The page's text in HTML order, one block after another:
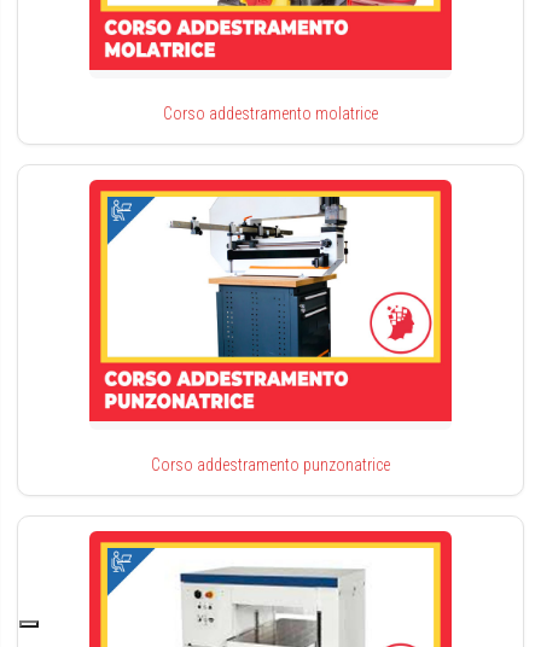
Corso addestramento molatrice
Corso addestramento punzonatrice